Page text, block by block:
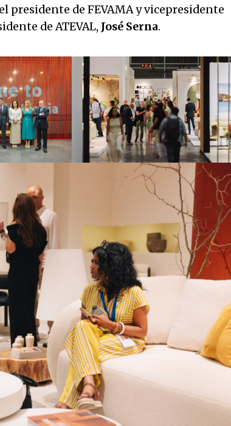
presidente de FEVAMA y vicepresidente
de ATEVAL, José Serna.